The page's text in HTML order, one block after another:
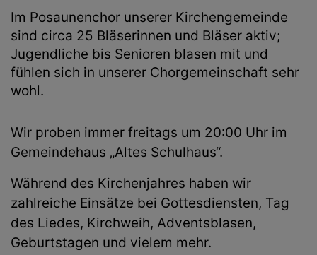
Im Posaunenchor unserer Kirchengemeinde
sind circa 25 Bläserinnen und Bläser aktiv;
Jugendliche bis Senioren blasen mit und
fühlen sich in unserer Chorgemeinschaft sehr
wohl.
Wir proben immer freitags um 20:00 Uhr im
Gemeindehaus „Altes Schulhaus“.
Während des Kirchenjahres haben wir
zahlreiche Einsätze bei Gottesdiensten, Tag
des Liedes, Kirchweih, Adventsblasen,
Geburtstagen und vielem mehr.